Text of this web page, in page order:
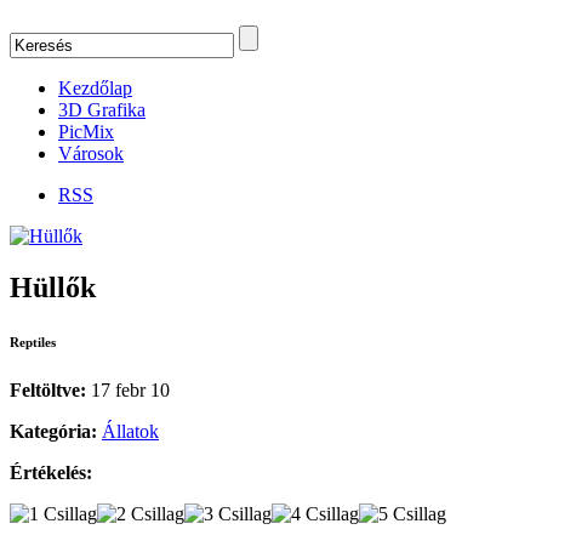
Kezdőlap
3D Grafika
PicMix
Városok
RSS
Hüllők
Reptiles
Feltöltve: 17 febr 10
Kategória: Állatok
Értékelés: